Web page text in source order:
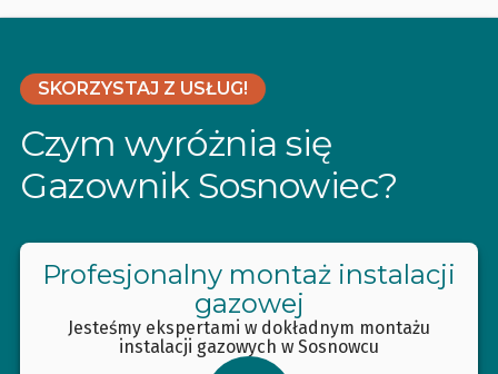
SKORZYSTAJ Z USŁUG!
Czym wyróżnia się
Gazownik Sosnowiec?
Profesjonalny montaż instalacji
gazowej
Jesteśmy ekspertami w dokładnym montażu
instalacji gazowych w Sosnowcu